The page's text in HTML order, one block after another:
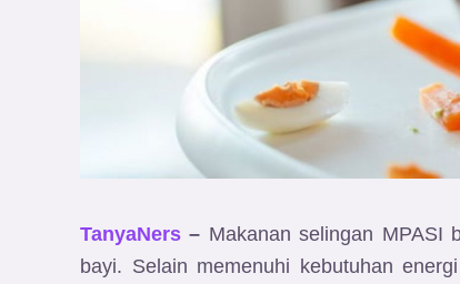
TanyaNers – Makanan selingan MPASI
bayi. Selain memenuhi kebutuhan